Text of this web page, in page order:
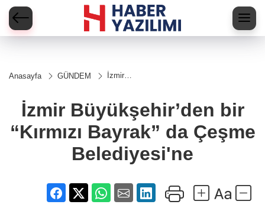
Anasayfa GÜNDEM
İzmir
Bayrak” da
Çeşme
Belediyesi'ne
İzmir Büyükşehir’den bir
“Kırmızı Bayrak” da Çeşme
Belediyesi'ne